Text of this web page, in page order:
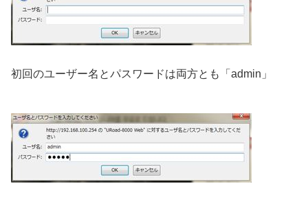
初回のユーザー名とパスワードは両方とも「admin」